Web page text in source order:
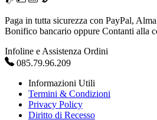
Paga in tutta sicurezza con PayPal,
Bonifico bancario oppure Contanti alla
Infoline e Assistenza Ordini
085.79.96.209
Informazioni Utili
Termini & Condizioni
Privacy Policy
Diritto di Recesso